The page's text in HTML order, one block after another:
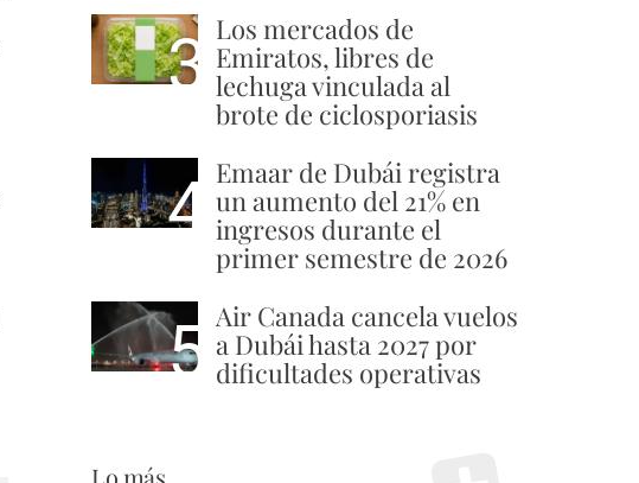
3 Los mercados de
Emiratos, libres de
lechuga vinculada al
brote de ciclosporiasis
4 Emaar de Dubái registra
un aumento del 21% en
ingresos durante el
primer semestre de 2026
5 Air Canada cancela vuelos
a Dubái hasta 2027 por
dificultades operativas
Lo más